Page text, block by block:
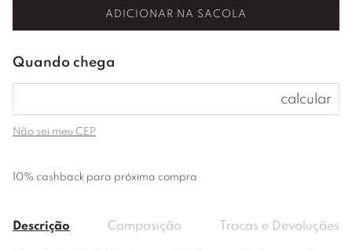
ADICIONAR NA SACOLA
Não sei meu CEP
10% cashback para próxima compra
Descrição Composição Trocas e Devoluções